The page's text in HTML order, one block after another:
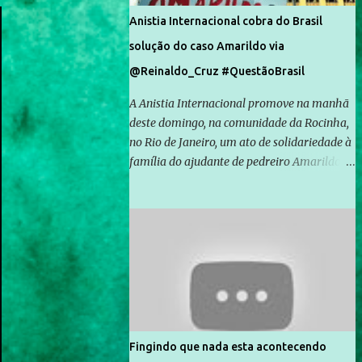
Anistia Internacional cobra do Brasil
solução do caso Amarildo via
@Reinaldo_Cruz #QuestãoBrasil
A Anistia Internacional promove na manhã
deste domingo, na comunidade da Rocinha,
no Rio de Janeiro, um ato de solidariedade à
família do ajudante de pedreiro Amarildo de
Rocinha. A assessora de Direitos Humanos
da Anistia Internacional, Renata Neder, disse
à Agência Brasil que ações e atividades de
mobilização são feitas normalmente pela
organização não governamental. As ações
de solidariedade são promovidas em apoio
Fingindo que nada esta acontecendo